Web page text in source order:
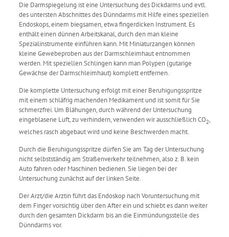
Die Darmspiegelung ist eine Untersuchung des Dickdarms und evtl.
des untersten Abschnittes des Dünndarms mit Hilfe eines speziellen
Endoskops, einem biegsamen, etwa fingerdicken Instrument. Es
enthält einen dünnen Arbeitskanal, durch den man kleine
Spezialinstrumente einführen kann. Mit Miniaturzangen können
kleine Gewebeproben aus der Darmschleimhaut entnommen
werden. Mit speziellen Schlingen kann man Polypen (gutarige
Gewächse der Darmschleimhaut) komplett entfernen.
Die komplette Untersuchung erfolgt mit einer Beruhigungsspritze
mit einem schläfrig machenden Medikament und ist somit für Sie
schmerzfrei. Um Blähungen, durch während der Untersuchung
eingeblasene Luft, zu verhindern, verwenden wir ausschließlich CO2,
welches rasch abgebaut wird und keine Beschwerden macht.
Durch die Beruhigungsspritze dürfen Sie am Tag der Untersuchung
nicht selbstständig am Straßenverkehr teilnehmen, also z. B. kein
Auto fahren oder Maschinen bedienen. Sie liegen bei der
Untersuchung zunächst auf der linken Seite.
Der Arzt/die Arztin führt das Endoskop nach Voruntersuchung mit
dem Finger vorsichtig über den After ein und schiebt es dann weiter
durch den gesamten Dickdarm bis an die Einmündungsstelle des
Dünndarms vor.